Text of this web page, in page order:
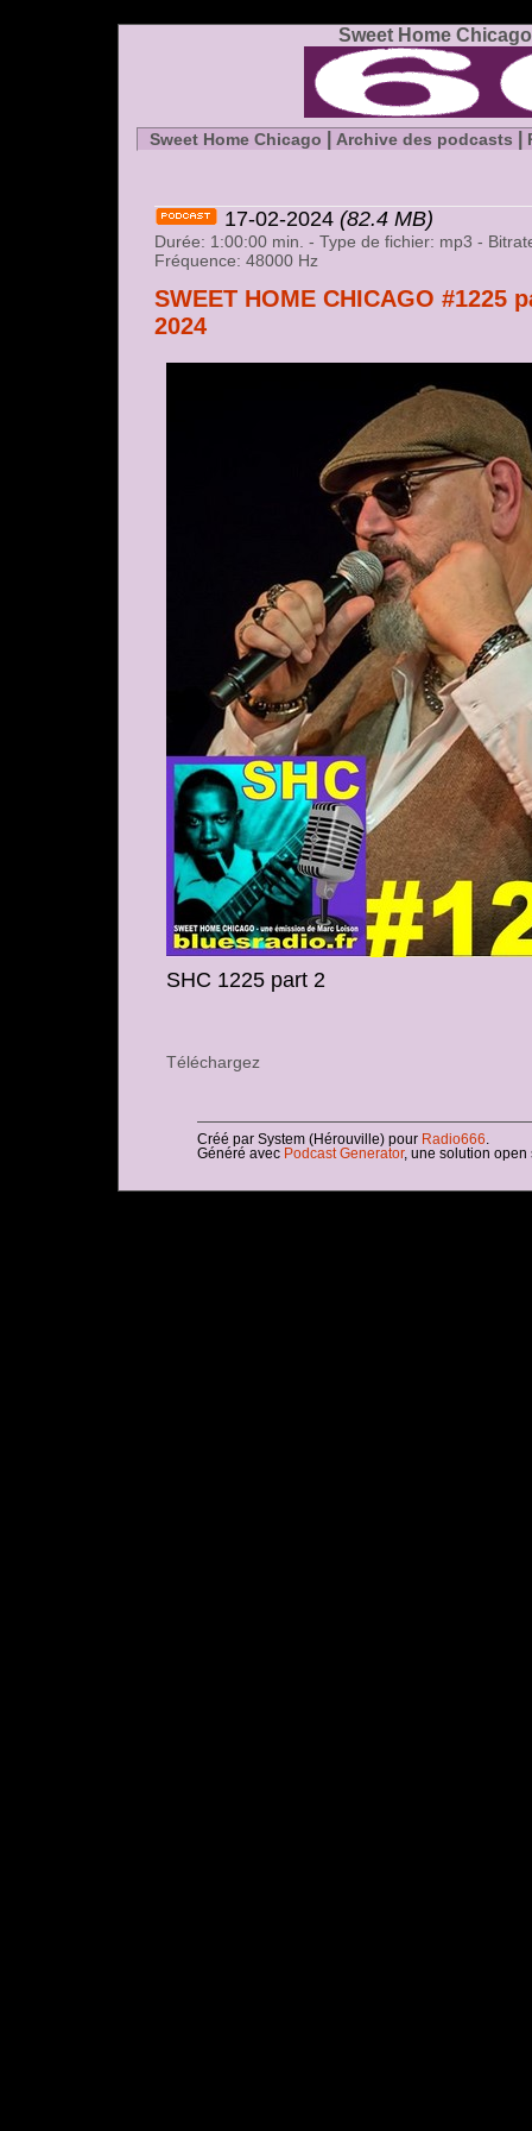
Sweet Home
Sweet Home Chicago Archive des podcasts
17-02-2024 (82.4 MB)
Durée: 1:00:00 min. - Type de fichier: mp3 -
Fréquence: 48000 Hz
SWEET HOME CHICAGO #1225
2024
SHC 1225 part 2
Téléchargez
Créé par System (Hérouville) pour Radio666
Généré avec Podcast Generator, une solution open